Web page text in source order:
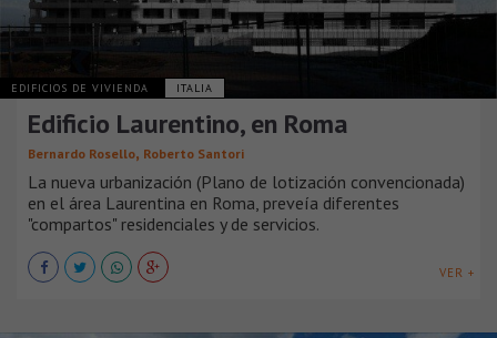
EDIFICIOS DE VIVIENDA ITALIA
Edificio Laurentino, en Roma
Bernardo Rosello, Roberto Santori
La nueva urbanización (Plano de lotización convencionada)
en el área Laurentina en Roma, preveía diferentes
"compartos" residenciales y de servicios.
VER +